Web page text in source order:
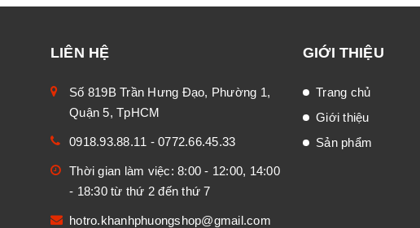
LIÊN HỆ
Số 819B Trần Hưng Đạo, Phường 1,
Quận 5, TpHCM
0918.93.88.11 - 0772.66.45.33
Thời gian làm việc: 8:00 - 12:00, 14:00
- 18:30 từ thứ 2 đến thứ 7
hotro.khanhphuongshop@gmail.com
GIỚI THIỆU
Trang chủ
Giới thiệu
Sản phẩm